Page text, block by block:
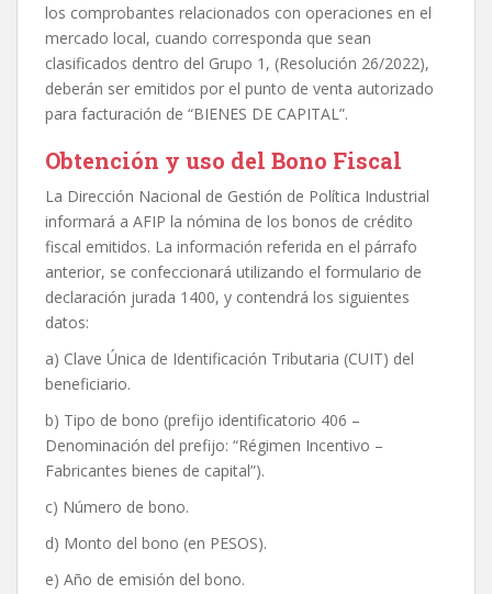
los comprobantes relacionados con operaciones en el
mercado local, cuando corresponda que sean
clasificados dentro del Grupo 1, (Resolución 26/2022),
deberán ser emitidos por el punto de venta autorizado
para facturación de “BIENES DE CAPITAL”.
Obtención y uso del Bono Fiscal
La Dirección Nacional de Gestión de Política Industrial
informará a AFIP la nómina de los bonos de crédito
fiscal emitidos. La información referida en el párrafo
anterior, se confeccionará utilizando el formulario de
declaración jurada 1400, y contendrá los siguientes
datos:
a) Clave Única de Identificación Tributaria (CUIT) del
beneficiario.
b) Tipo de bono (prefijo identificatorio 406 –
Denominación del prefijo: “Régimen Incentivo –
Fabricantes bienes de capital”).
c) Número de bono.
d) Monto del bono (en PESOS).
e) Año de emisión del bono.